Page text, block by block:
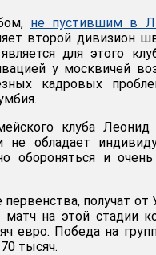
не пустившим в
второй дивизион
для этого
у москвичей
кадровых
клуба Леонид
обладает
обороняться и очень
получат
на этой стадии
евро. Победа на
тысяч.